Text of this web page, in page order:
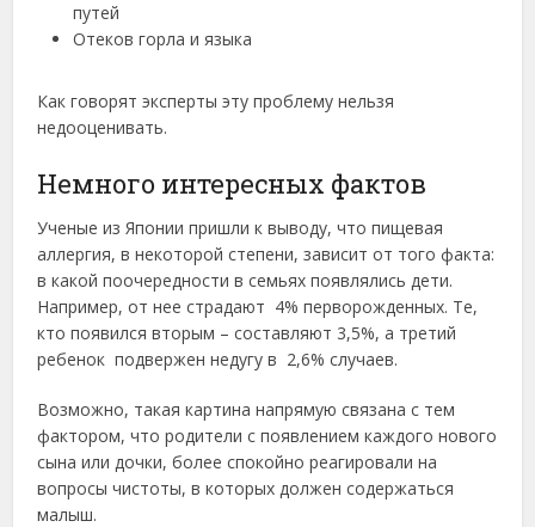
путей
Отеков горла и языка
Как говорят эксперты эту проблему нельзя
недооценивать.
Немного интересных фактов
Ученые из Японии пришли к выводу, что пищевая
аллергия, в некоторой степени, зависит от того факта:
в какой поочередности в семьях появлялись дети.
Например, от нее страдают 4% перворожденных. Те,
кто появился вторым – составляют 3,5%, а третий
ребенок подвержен недугу в 2,6% случаев.
Возможно, такая картина напрямую связана с тем
фактором, что родители с появлением каждого нового
сына или дочки, более спокойно реагировали на
вопросы чистоты, в которых должен содержаться
малыш.